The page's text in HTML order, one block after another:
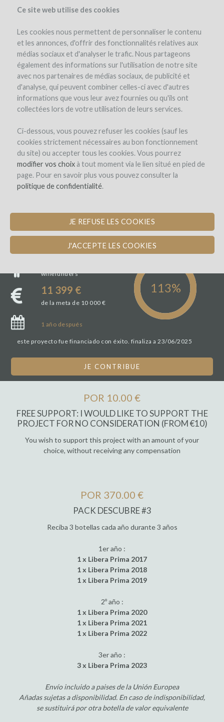
Ce site web utilise des cookies
Les cookies nous permettent de personnaliser le contenu
et les annonces, d'offrir des fonctionnalités relatives aux
médias sociaux et d'analyser le trafic. Nous partageons
également des informations sur l'utilisation de notre site
avec nos partenaires de médias sociaux, de publicité et
d'analyse, qui peuvent combiner celles-ci avec d'autres
informations que vous leur avez fournies ou qu'ils ont
collectées lors de votre utilisation de leurs services.
Ci-dessous, vous pouvez refuser les cookies (sauf les
cookies strictement nécessaires au bon fonctionnement
du site) ou accepter tous les cookies. Vous pourrez
modifier vos choixà tout moment via le lien situé en pied de
page. Pour en savoir plus vous pouvez consulter la
politique de confidentialité.
JE REFUSE LES COOKIES
J'ACCEPTE LES COOKIES
el proyecto
LIBERA PRIMA
CONSERVACIÓN DE UNA PARCELA
DE VIÑAS VIEJAS DE CARIGNAN.
Este proyecto todavía no se ha actualizado.
winefunders
11 399 €
de la meta de 10 000 €
1 año después
este proyecto fue financiado con éxito. finaliza a 23/06/2025
JE CONTRIBUE
POR 10.00 €
FREE SUPPORT: I WOULD LIKE TO SUPPORT THE
PROJECT FOR NO CONSIDERATION (FROM €10)
You wish to support this project with an amount of your
choice, without receiving any compensation
POR 370.00 €
PACK DESCUBRE #3
Reciba 3 botellas cada año durante 3 años
1er año :
1 x Libera Prima 2017
1 x Libera Prima 2018
1 x Libera Prima 2019
2º año :
1 x Libera Prima 2020
1 x Libera Prima 2021
1 x Libera Prima 2022
3er año :
3 x Libera Prima 2023
Envío incluido a paises de la Unión Europea
Añadas sujetas a disponibilidad. En caso de indisponibilidad,
se sustituirá por otra botella de valor equivalente